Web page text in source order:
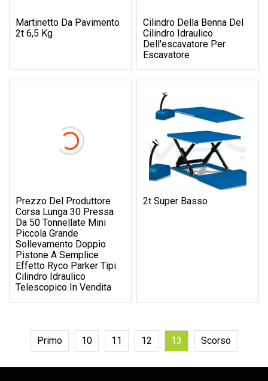
Martinetto Da Pavimento
2t 6,5 Kg
Cilindro Della Benna Del
Cilindro Idraulico
Dell'escavatore Per
Escavatore
Prezzo Del Produttore
Corsa Lunga 30 Pressa
Da 50 Tonnellate Mini
Piccola Grande
Sollevamento Doppio
Pistone A Semplice
Effetto Ryco Parker Tipi
Cilindro Idraulico
Telescopico In Vendita
2t Super Basso
Primo 10 11 12 13 Scorso